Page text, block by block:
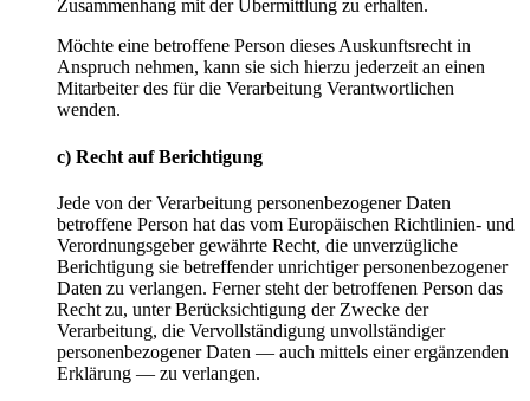
Zusammenhang mit der Übermittlung zu erhalten.
Möchte eine betroffene Person dieses Auskunftsrecht in
Anspruch nehmen, kann sie sich hierzu jederzeit an einen
Mitarbeiter des für die Verarbeitung Verantwortlichen
wenden.
c) Recht auf Berichtigung
Jede von der Verarbeitung personenbezogener Daten
betroffene Person hat das vom Europäischen Richtlinien- und
Verordnungsgeber gewährte Recht, die unverzügliche
Berichtigung sie betreffender unrichtiger personenbezogener
Daten zu verlangen. Ferner steht der betroffenen Person das
Recht zu, unter Berücksichtigung der Zwecke der
Verarbeitung, die Vervollständigung unvollständiger
personenbezogener Daten — auch mittels einer ergänzenden
Erklärung — zu verlangen.